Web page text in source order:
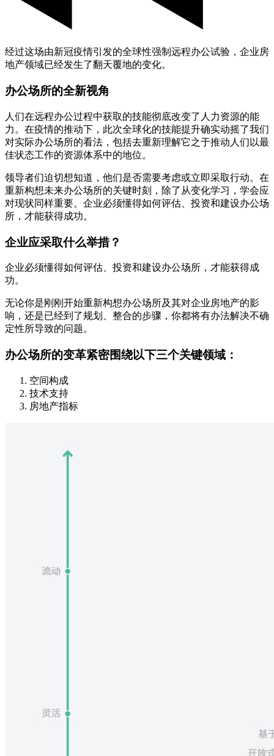
经过这场由新冠疫情引发的全球性强制远程办公试验，企业房
地产领域已经发生了翻天覆地的变化。
办公场所的全新视角
人们在远程办公过程中获取的技能彻底改变了人力资源的能
力。在疫情的推动下，此次全球化的技能提升确实动摇了我们
对实际办公场所的看法，包括去重新理解它之于推动人们以最
佳状态工作的资源体系中的地位。
领导者们迫切想知道，他们是否需要考虑或立即采取行动。在
重新构想未来办公场所的关键时刻，除了从变化学习，学会应
对现状同样重要。企业必须懂得如何评估、投资和建设办公场
所，才能获得成功。
企业应采取什么举措？
企业必须懂得如何评估、投资和建设办公场所，才能获得成
功。
无论你是刚刚开始重新构想办公场所及其对企业房地产的影
响，还是已经到了规划、整合的步骤，你都将有办法解决不确
定性所导致的问题。
办公场所的变革紧密围绕以下三个关键领域：
空间构成
技术支持
房地产指标